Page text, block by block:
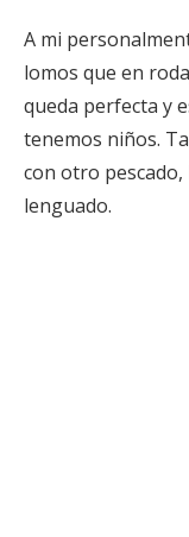
A mi
lomos que en
queda perfecta y
tenemos niños.
con otro
lenguado.